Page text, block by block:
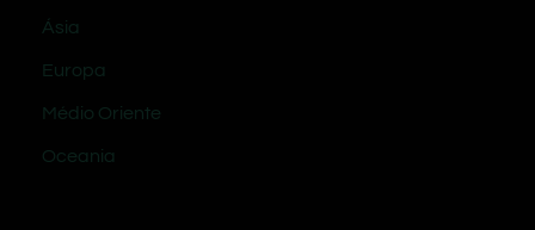
Ásia
Europa
Médio Oriente
Oceania